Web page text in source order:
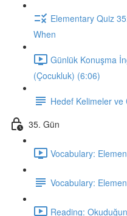
Elementary Quiz
When
Günlük Konuşma
(Çocukluk) (6:06)
Hedef Kelimeler ve
35. Gün
Vocabulary:
Vocabulary:
Reading: